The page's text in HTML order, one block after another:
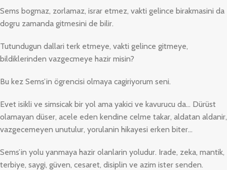
Sems bogmaz, zorlamaz, israr etmez, vakti gelince birakmasini da
dogru zamanda gitmesini de bilir.
Tutundugun dallari terk etmeye, vakti gelince gitmeye,
bildiklerinden vazgecmeye hazir misin?
Bu kez Sems’in ögrencisi olmaya cagiriyorum seni.
Evet isikli ve simsicak bir yol ama yakici ve kavurucu da… Dürüst
olamayan düser, acele eden kendine celme takar, aldatan aldanir,
vazgecemeyen unutulur, yorulanin hikayesi erken biter…
Sems’in yolu yanmaya hazir olanlarin yoludur. Irade, zeka, mantik,
terbiye, saygi, güven, cesaret, disiplin ve azim ister senden.